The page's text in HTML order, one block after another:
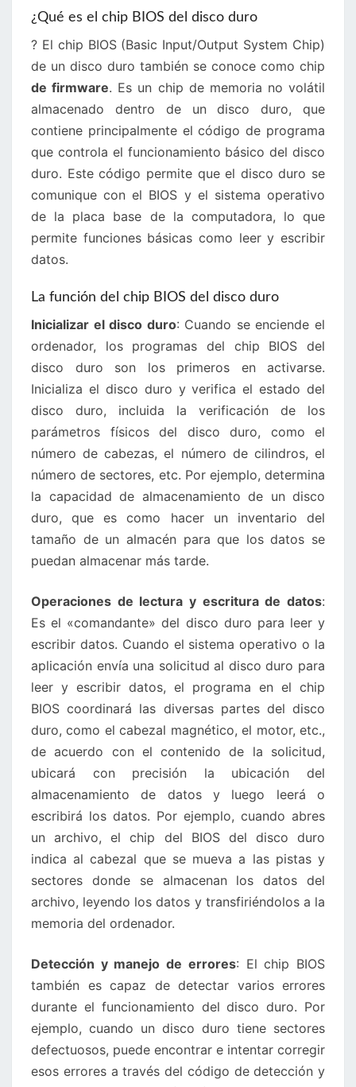
¿Qué es el chip BIOS del disco duro
? El chip BIOS (Basic Input/Output System Chip)
de un disco duro también se conoce como chip
de firmware. Es un chip de memoria no volátil
almacenado dentro de un disco duro, que
contiene principalmente el código de programa
que controla el funcionamiento básico del disco
duro. Este código permite que el disco duro se
comunique con el BIOS y el sistema operativo
de la placa base de la computadora, lo que
permite funciones básicas como leer y escribir
datos.
La función del chip BIOS del disco duro
Inicializar el disco duro: Cuando se enciende el
ordenador, los programas del chip BIOS del
disco duro son los primeros en activarse.
Inicializa el disco duro y verifica el estado del
disco duro, incluida la verificación de los
parámetros físicos del disco duro, como el
número de cabezas, el número de cilindros, el
número de sectores, etc. Por ejemplo, determina
la capacidad de almacenamiento de un disco
duro, que es como hacer un inventario del
tamaño de un almacén para que los datos se
puedan almacenar más tarde.
Operaciones de lectura y escritura de datos:
Es el «comandante» del disco duro para leer y
escribir datos. Cuando el sistema operativo o la
aplicación envía una solicitud al disco duro para
leer y escribir datos, el programa en el chip
BIOS coordinará las diversas partes del disco
duro, como el cabezal magnético, el motor, etc.,
de acuerdo con el contenido de la solicitud,
ubicará con precisión la ubicación del
almacenamiento de datos y luego leerá o
escribirá los datos. Por ejemplo, cuando abres
un archivo, el chip del BIOS del disco duro
indica al cabezal que se mueva a las pistas y
sectores donde se almacenan los datos del
archivo, leyendo los datos y transfiriéndolos a la
memoria del ordenador.
Detección y manejo de errores: El chip BIOS
también es capaz de detectar varios errores
durante el funcionamiento del disco duro. Por
ejemplo, cuando un disco duro tiene sectores
defectuosos, puede encontrar e intentar corregir
esos errores a través del código de detección y